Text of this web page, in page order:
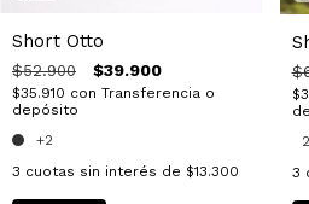
Short Otto
$52.900 $39.900
$35.910 con Transferencia o
depósito
+2
3 cuotas sin interés de $13.300
3